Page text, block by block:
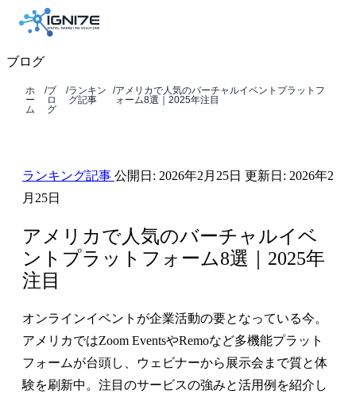
ブログ
ホ
ー
ム
/ブ
ロ
グ
/ランキン
グ記事
/アメリカで人気のバーチャルイベントプラットフ
ォーム8選｜2025年注目
ランキング記事 公開日: 2026年2月25日 更新日: 2026年2
月25日
アメリカで人気のバーチャルイベ
ントプラットフォーム8選｜2025年
注目
オンラインイベントが企業活動の要となっている今。
アメリカではZoom EventsやRemoなど多機能プラット
フォームが台頭し、ウェビナーから展示会まで質と体
験を刷新中。注目のサービスの強みと活用例を紹介し